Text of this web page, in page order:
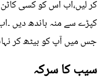
کر لیں،اب اس کو کسی
کپڑے سے منہ باندھ دیں
جس میں آپ کو بیٹھ کر
سیب کا سرکہ